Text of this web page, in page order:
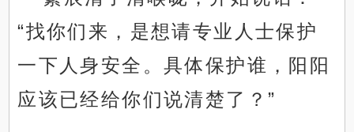
“找你们来，是想请专业人士保护
一下人身安全。具体保护谁，阳阳
应该已经给你们说清楚了？”